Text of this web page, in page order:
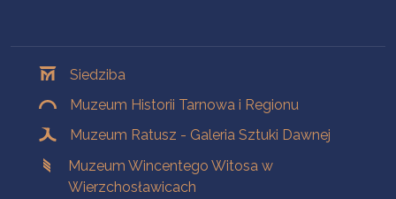
Siedziba
Muzeum Historii Tarnowa i Regionu
Muzeum Ratusz - Galeria Sztuki Dawnej
Muzeum Wincentego Witosa w
Wierzchosławicach